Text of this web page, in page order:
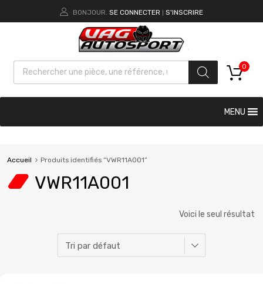
BONJOUR. SE CONNECTER S'INSCRIRE
0
MENU
Accueil Produits identifiés “VWR11A001”
VWR11A001
Voici le seul résultat